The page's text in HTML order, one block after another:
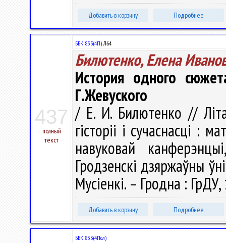
Добавить в корзину Подробнее
437
полный
текст
ББК 83.3(4П)Л64
Билютенко, Елена
История одного
Г.Жевуского
/ Е. И. Билютенко //
гісторіі і сучаснасці :
навуковай
Гродзенскi дзяржаўны
Мусіенкі. – Гродна :
Добавить в корзину Подробнее
ББК 83.3(4Пол)